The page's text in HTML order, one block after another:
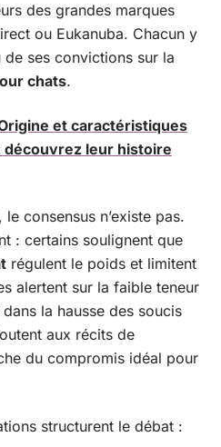
des grandes marques
ou Eukanuba. Chacun y
ses convictions sur la
chats.
et caractéristiques
découvrez leur histoire
consensus n’existe pas.
: certains soulignent que
régulent le poids et limitent
alertent sur la faible teneur
la hausse des soucis
aux récits de
du compromis idéal pour
structurent le débat :